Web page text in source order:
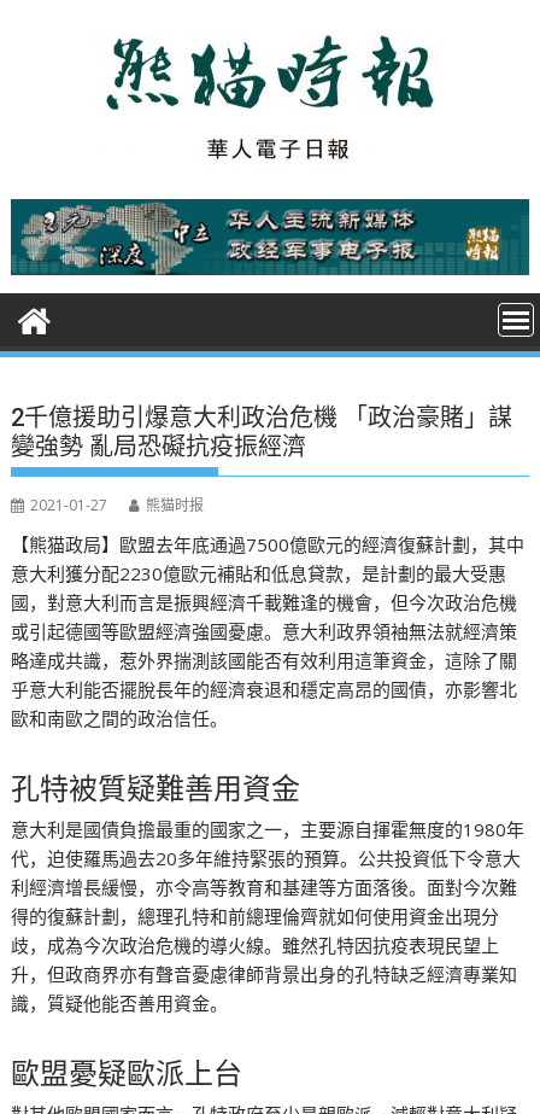
t
2千億援助引爆意大利政治危機 「政治豪賭」謀
變強勢 亂局恐礙抗疫振經濟
2021-01-27 熊猫时报
【熊猫政局】歐盟去年底通過7500億歐元的經濟復蘇計劃，其中
意大利獲分配2230億歐元補貼和低息貸款，是計劃的最大受惠
國，對意大利而言是振興經濟千載難逢的機會，但今次政治危機
或引起德國等歐盟經濟強國憂慮。意大利政界領袖無法就經濟策
略達成共識，惹外界揣測該國能否有效利用這筆資金，這除了關
乎意大利能否擺脫長年的經濟衰退和穩定高昂的國債，亦影響北
歐和南歐之間的政治信任。
孔特被質疑難善用資金
意大利是國債負擔最重的國家之一，主要源自揮霍無度的1980年
代，迫使羅馬過去20多年維持緊張的預算。公共投資低下令意大
利經濟增長緩慢，亦令高等教育和基建等方面落後。面對今次難
得的復蘇計劃，總理孔特和前總理倫齊就如何使用資金出現分
歧，成為今次政治危機的導火線。雖然孔特因抗疫表現民望上
升，但政商界亦有聲音憂慮律師背景出身的孔特缺乏經濟專業知
識，質疑他能否善用資金。
歐盟憂疑歐派上台